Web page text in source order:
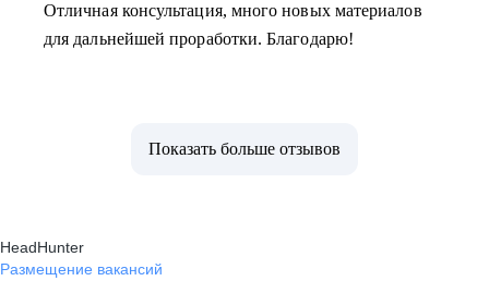
Отличная консультация, много новых материалов
для дальнейшей проработки. Благодарю!
Показать больше отзывов
HeadHunter
Размещение вакансий